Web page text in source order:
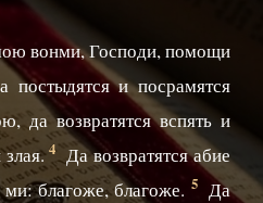
вонми, Господи, помощи
и посрамятся
возвратятся вспять и
злая.4
Да возвратятся абие
благоже, благоже. 5
Да